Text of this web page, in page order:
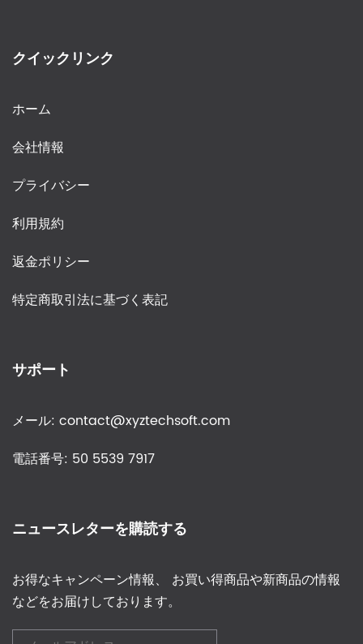
クイックリンク
ホーム
会社情報
プライバシー
利用規約
返金ポリシー
特定商取引法に基づく表記
サポート
メール: contact@xyztechsoft.com
電話番号: 50 5539 7917
ニュースレターを購読する
お得なキャンペーン情報、 お買い得商品や新商品の情報
などをお届けしております。